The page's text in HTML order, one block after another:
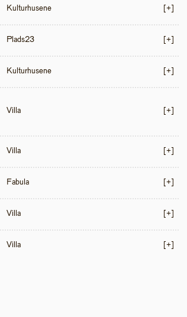
Kulturhusene [+]
Plads23 [+]
Kulturhusene [+]
Villa [+]
Villa [+]
Fabula [+]
Villa [+]
Villa [+]